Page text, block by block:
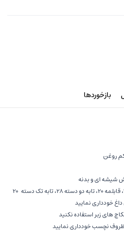
بازخوردها
روغن
شیشه ای و بدنه
خودداری نمایید
های زبر استفاده نکنید
ظروف نچسب خودداری نمایید